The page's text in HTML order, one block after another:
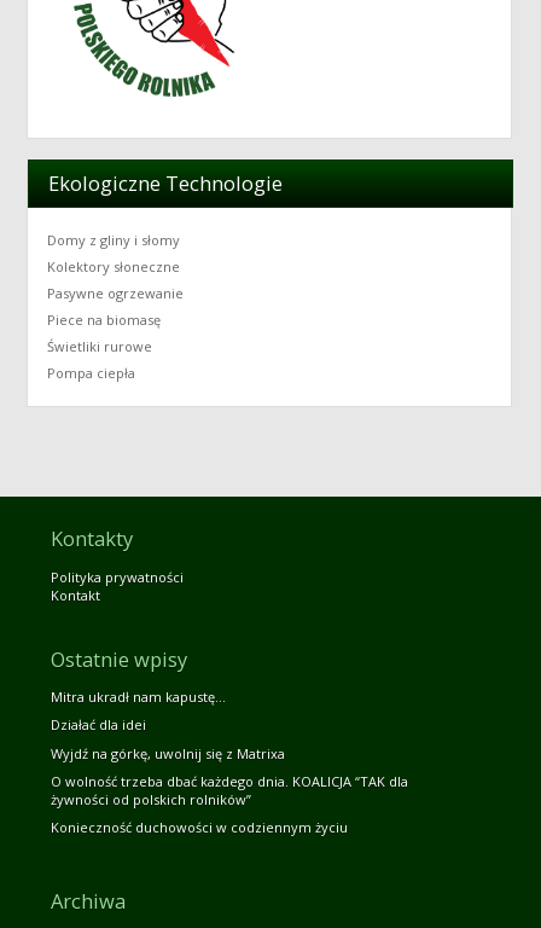
Ekologiczne Technologie
Domy z gliny i słomy
Kolektory słoneczne
Pasywne ogrzewanie
Piece na biomasę
Świetliki rurowe
Pompa ciepła
Kontakty
Polityka prywatności
Kontakt
Ostatnie wpisy
Mitra ukradł nam kapustę…
Działać dla idei
Wyjdź na górkę, uwolnij się z Matrixa
O wolność trzeba dbać każdego dnia. KOALICJA “TAK dla
żywności od polskich rolników”
Konieczność duchowości w codziennym życiu
Archiwa